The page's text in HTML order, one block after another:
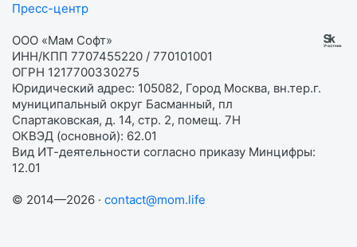
Пресс-центр
ООО «Мам Софт»
ИНН/КПП 7707455220 / 770101001
ОГРН 1217700330275
Юридический адрес: 105082, Город Москва, вн.тер.г.
муниципальный округ Басманный, пл
Спартаковская, д. 14, стр. 2, помещ. 7Н
ОКВЭД (основной): 62.01
Вид ИТ-деятельности согласно приказу Минцифры:
12.01
© 2014—2026 · contact@mom.life